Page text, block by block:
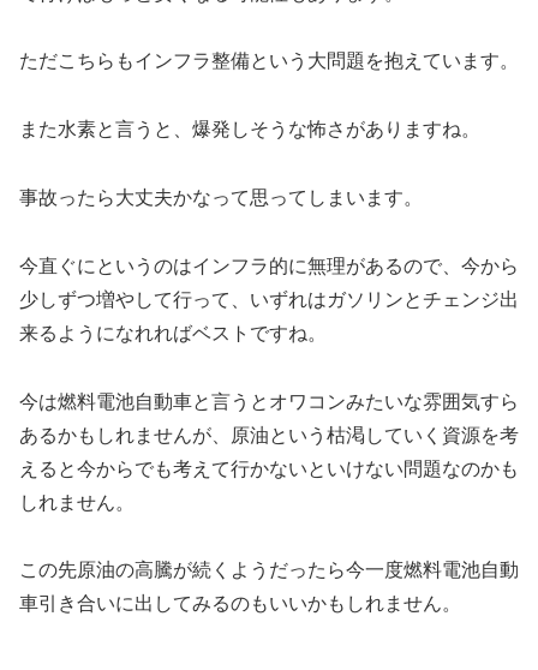
ただこちらもインフラ整備という大問題を抱えています。
また水素と言うと、爆発しそうな怖さがありますね。
事故ったら大丈夫かなって思ってしまいます。
今直ぐにというのはインフラ的に無理があるので、今から
少しずつ増やして行って、いずれはガソリンとチェンジ出
来るようになれればベストですね。
今は燃料電池自動車と言うとオワコンみたいな雰囲気すら
あるかもしれませんが、原油という枯渇していく資源を考
えると今からでも考えて行かないといけない問題なのかも
しれません。
この先原油の高騰が続くようだったら今一度燃料電池自動
車引き合いに出してみるのもいいかもしれません。